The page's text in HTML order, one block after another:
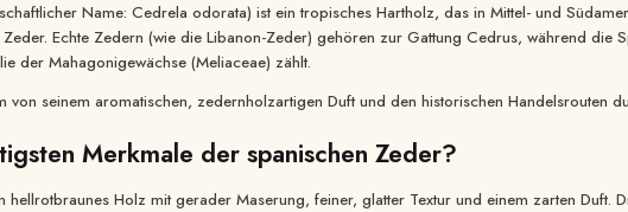
Name: Cedrela odorata) ist ein tropisches Hartholz, das in Mittel- und
Echte Zedern (wie die Libanon-Zeder) gehören zur Gattung Cedrus, während die
der Mahagonigewächse (Meliaceae) zählt.
von seinem aromatischen, zedernholzartigen Duft und den historischen Handelsrouten
Merkmale der spanischen Zeder?
hellrotbraunes Holz mit gerader Maserung, feiner, glatter Textur und einem zarten Duft.